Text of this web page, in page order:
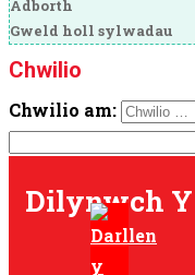
Adborth
Gweld holl sylwadau
Chwilio
Chwilio am:
Dilynwch